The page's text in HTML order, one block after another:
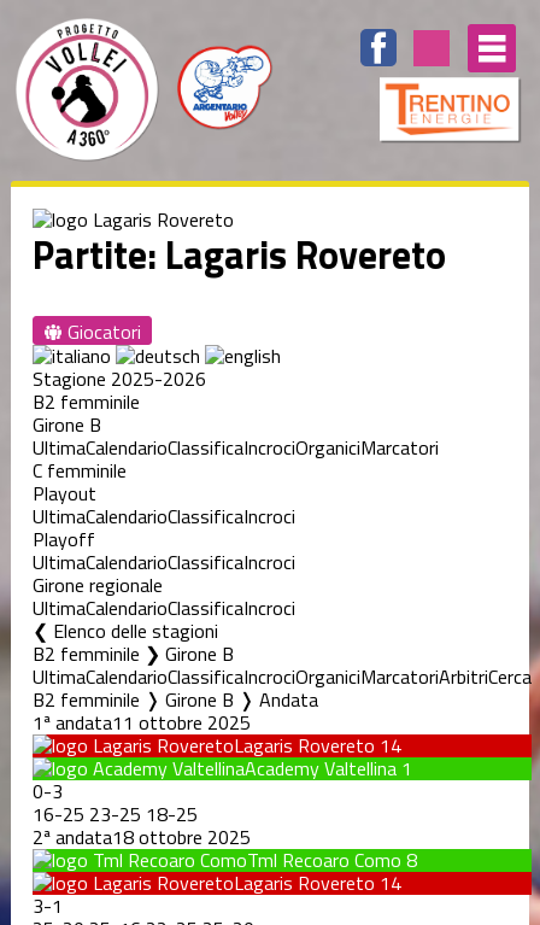
Partite: Lagaris Rovereto
Giocatori
Stagione 2025-2026
B2 femminile
Girone B
UltimaCalendarioClassificaIncrociOrganiciMarcatori
C femminile
Playout
UltimaCalendarioClassificaIncroci
Playoff
UltimaCalendarioClassificaIncroci
Girone regionale
UltimaCalendarioClassificaIncroci
Elenco delle stagioni
B2 femminile ❯ Girone B
UltimaCalendarioClassificaIncrociOrganiciMarcatoriArbitriCerca
B2 femminile ❭ Girone B ❭ Andata
1ª andata11 ottobre 2025
Lagaris Rovereto 14
Academy Valtellina 1
0-3
16-25 23-25 18-25
2ª andata18 ottobre 2025
Tml Recoaro Como 8
Lagaris Rovereto 14
3-1